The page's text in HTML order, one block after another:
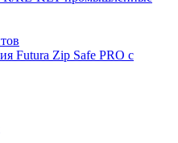
Futura Zip Safe PRO с